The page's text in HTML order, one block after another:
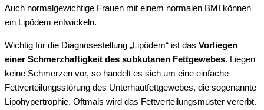
Auch normalgewichtige Frauen mit einem normalen BMI können
ein Lipödem entwickeln.
Wichtig für die Diagnosestellung „Lipödem“ ist das Vorliegen
einer Schmerzhaftigkeit des subkutanen Fettgewebes. Liegen
keine Schmerzen vor, so handelt es sich um eine einfache
Fettverteilungsstörung des Unterhautfettgewebes, die sogenannte
Lipohypertrophie. Oftmals wird das Fettverteilungsmuster vererbt.